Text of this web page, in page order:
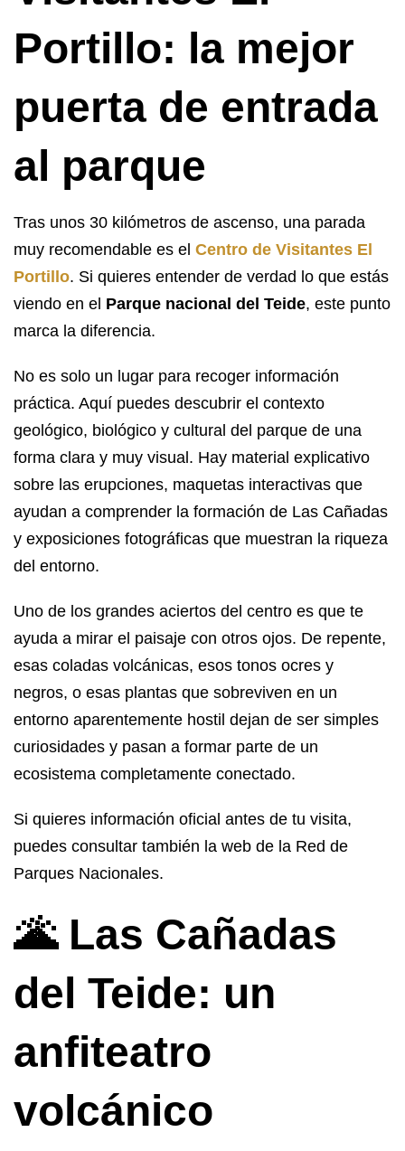
Portillo: la mejor
puerta de entrada
al parque
Tras unos 30 kilómetros de ascenso, una parada
muy recomendable es el Centro de Visitantes El
Portillo. Si quieres entender de verdad lo que estás
viendo en el Parque nacional del Teide, este punto
marca la diferencia.
No es solo un lugar para recoger información
práctica. Aquí puedes descubrir el contexto
geológico, biológico y cultural del parque de una
forma clara y muy visual. Hay material explicativo
sobre las erupciones, maquetas interactivas que
ayudan a comprender la formación de Las Cañadas
y exposiciones fotográficas que muestran la riqueza
del entorno.
Uno de los grandes aciertos del centro es que te
ayuda a mirar el paisaje con otros ojos. De repente,
esas coladas volcánicas, esos tonos ocres y
negros, o esas plantas que sobreviven en un
entorno aparentemente hostil dejan de ser simples
curiosidades y pasan a formar parte de un
ecosistema completamente conectado.
Si quieres información oficial antes de tu visita,
puedes consultar también la web de la Red de
Parques Nacionales.
🌋 Las Cañadas
del Teide: un
anfiteatro
volcánico